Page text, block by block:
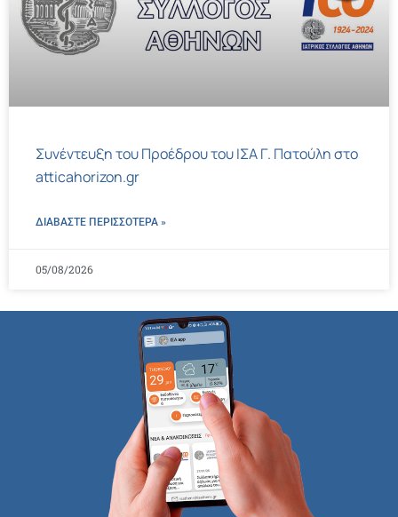
Συνέντευξη του Προέδρου του ΙΣΑ Γ. Πατούλη στο
atticahorizon.gr
ΔΙΑΒΑΣΤΕ ΠΕΡΙΣΣΌΤΕΡΑ »
05/08/2026